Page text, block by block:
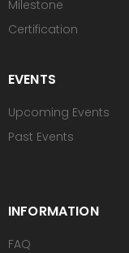
Milestone
Certification
EVENTS
Upcoming Events
Past Events
INFORMATION
FAQ